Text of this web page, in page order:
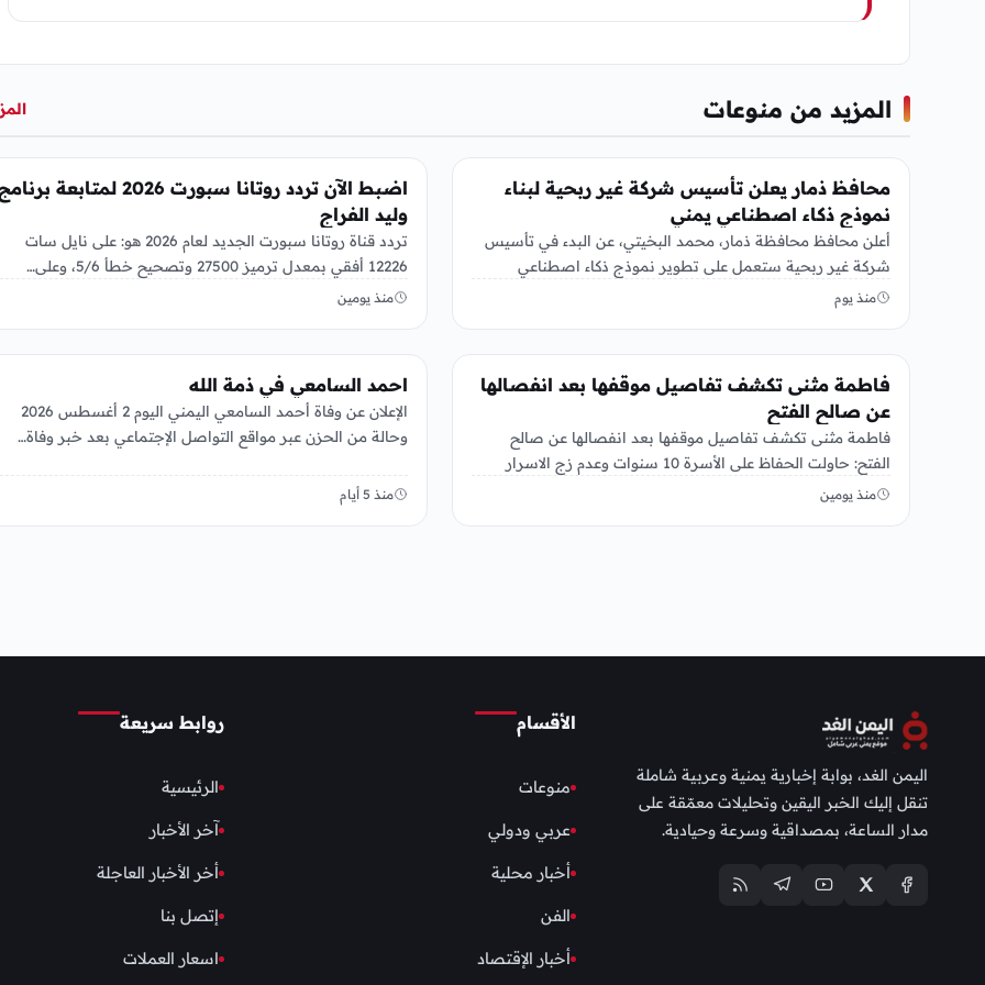
المزيد من منوعات
محافظ ذمار يعلن تأسيس شركة غير ربحية لبناء
نموذج ذكاء اصطناعي يمني
أعلن محافظ محافظة ذمار، محمد البخيتي، عن البدء في تأسيس
شركة غير ربحية ستعمل على تطوير نموذج ذكاء اصطناعي
خاص…
منذ يوم
اضبط الآن تردد روتانا سبورت 2026 لمتابعة
وليد الفراج
تردد قناة روتانا سبورت الجديد لعام 2026 هو: على نايل سات
12226 أفقي بمعدل ترميز 27500 وتصحيح خطأ 5/6، وعلى…
منذ يومين
فاطمة مثنى تكشف تفاصيل موقفها بعد انفصالها
عن صالح الفتح
فاطمة مثنى تكشف تفاصيل موقفها بعد انفصالها عن صالح
الفتح: حاولت الحفاظ على الأسرة 10 سنوات وعدم زج الاسرار
الأسرية…
منذ يومين
احمد السامعي في ذمة الله
الإعلان عن وفاة أحمد السامعي اليمني اليوم 2 أغسطس 2026
وحالة من الحزن عبر مواقع التواصل الإجتماعي بعد خبر وفاة…
منذ 5 أيام
اليمن الغد، بوابة إخبارية يمنية وعربية شاملة
تنقل إليك الخبر اليقين وتحليلات معمّقة على
مدار الساعة، بمصداقية وسرعة وحيادية.
الأقسام
منوعات
عربي ودولي
أخبار محلية
الفن
أخبار الإقتصاد
روابط سريعة
الرئيسية
آخر الأخبار
أخر الأخبار العاجلة
إتصل بنا
اسعار العملات